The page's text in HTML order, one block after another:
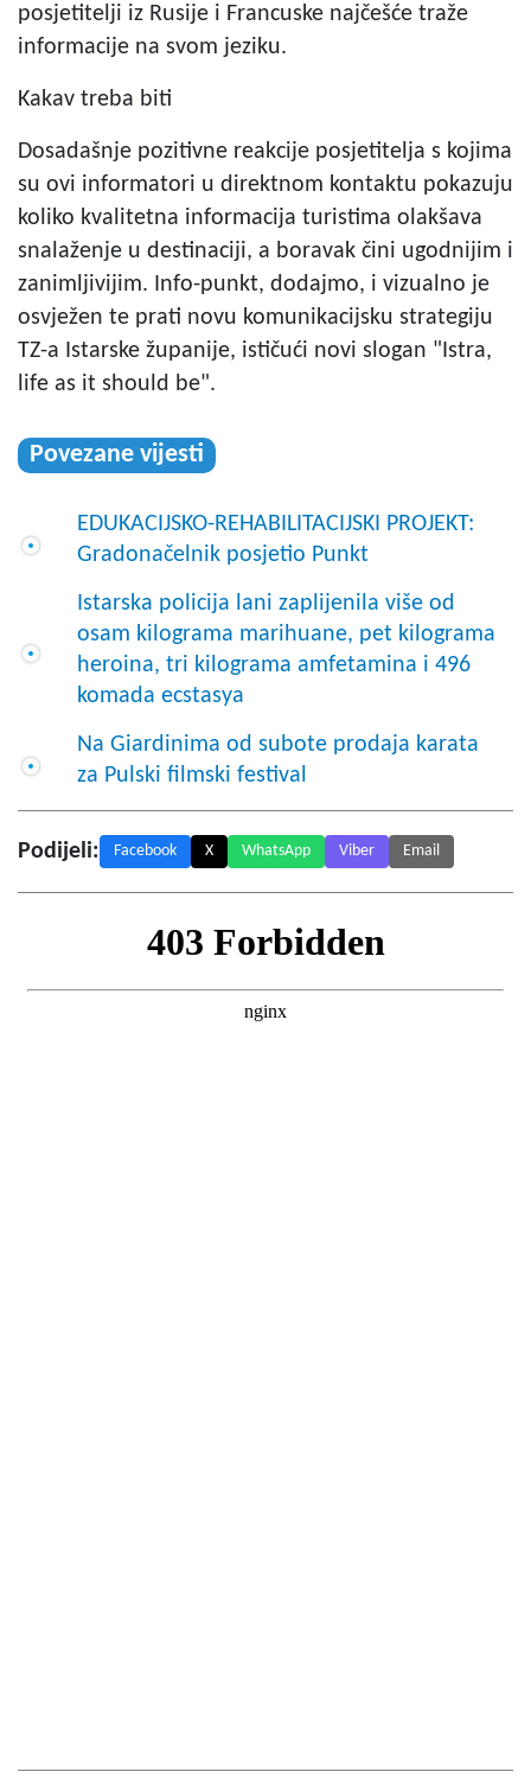
posjetitelji iz Rusije i Francuske najčešće traže
informacije na svom jeziku.
Kakav treba biti
Dosadašnje pozitivne reakcije posjetitelja s kojima
su ovi informatori u direktnom kontaktu pokazuju
koliko kvalitetna informacija turistima olakšava
snalaženje u destinaciji, a boravak čini ugodnijim i
zanimljivijim. Info-punkt, dodajmo, i vizualno je
osvježen te prati novu komunikacijsku strategiju
TZ-a Istarske županije, ističući novi slogan "Istra,
life as it should be".
Povezane vijesti
EDUKACIJSKO-REHABILITACIJSKI PROJEKT:
Gradonačelnik posjetio Punkt
Istarska policija lani zaplijenila više od
osam kilograma marihuane, pet kilograma
heroina, tri kilograma amfetamina i 496
komada ecstasya
Na Giardinima od subote prodaja karata
za Pulski filmski festival
Podijeli: Facebook X WhatsApp Viber Email